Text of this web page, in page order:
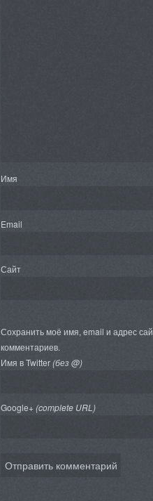
Имя
Email
Сайт
Сохранить моё имя, email и адрес
комментариев.
Имя в Twitter(без @)
Google+ (complete URL)